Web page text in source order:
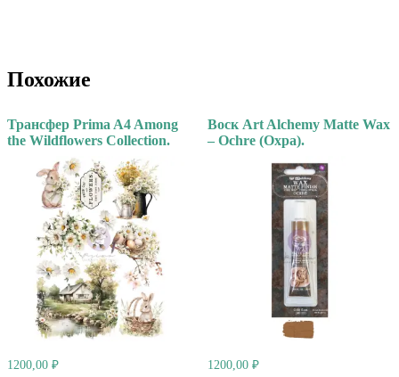
Похожие
Трансфер Prima A4 Among
the Wildflowers Collection.
1200,00 ₽
Воск Art Alchemy Matte Wax
– Ochre (Охра).
1200,00 ₽